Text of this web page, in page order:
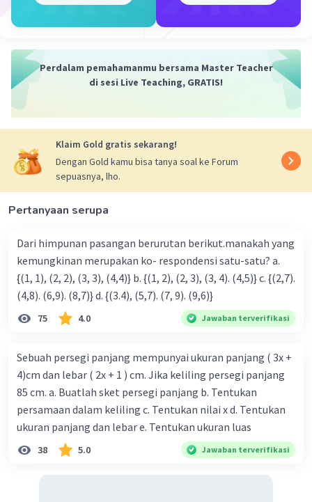
Iklan
Perdalam pemahamanmu bersama Master Teacher
di sesi Live Teaching, GRATIS!
Klaim Gold gratis sekarang!
Dengan Gold kamu bisa tanya soal ke Forum
sepuasnya, lho.
Pertanyaan serupa
Dari himpunan pasangan berurutan berikut.manakah yang
kemungkinan merupakan ko- respondensi satu-satu? a.
{(1, 1), (2, 2), (3, 3), (4,4)} b. {(1, 2), (2, 3), (3, 4). (4,5)} c. {(2,7).
(4,8). (6,9). (8,7)} d. {(3.4), (5,7). (7, 9). (9,6)}
75 4.0 Jawaban terverifikasi
Sebuah persegi panjang mempunyai ukuran panjang ( 3x +
4)cm dan lebar ( 2x + 1 ) cm. Jika keliling persegi panjang
85 cm. a. Buatlah sket persegi panjang b. Tentukan
persamaan dalam keliling c. Tentukan nilai x d. Tentukan
ukuran panjang dan lebar e. Tentukan ukuran luas
38 5.0 Jawaban terverifikasi